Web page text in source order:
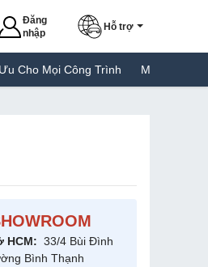
Đăng
nhập
Hỗ trợ
Trình Máy Hàn Túi Yamafuji Lựa
HCM: 33/4 Bùi Đình
Bình Thạnh